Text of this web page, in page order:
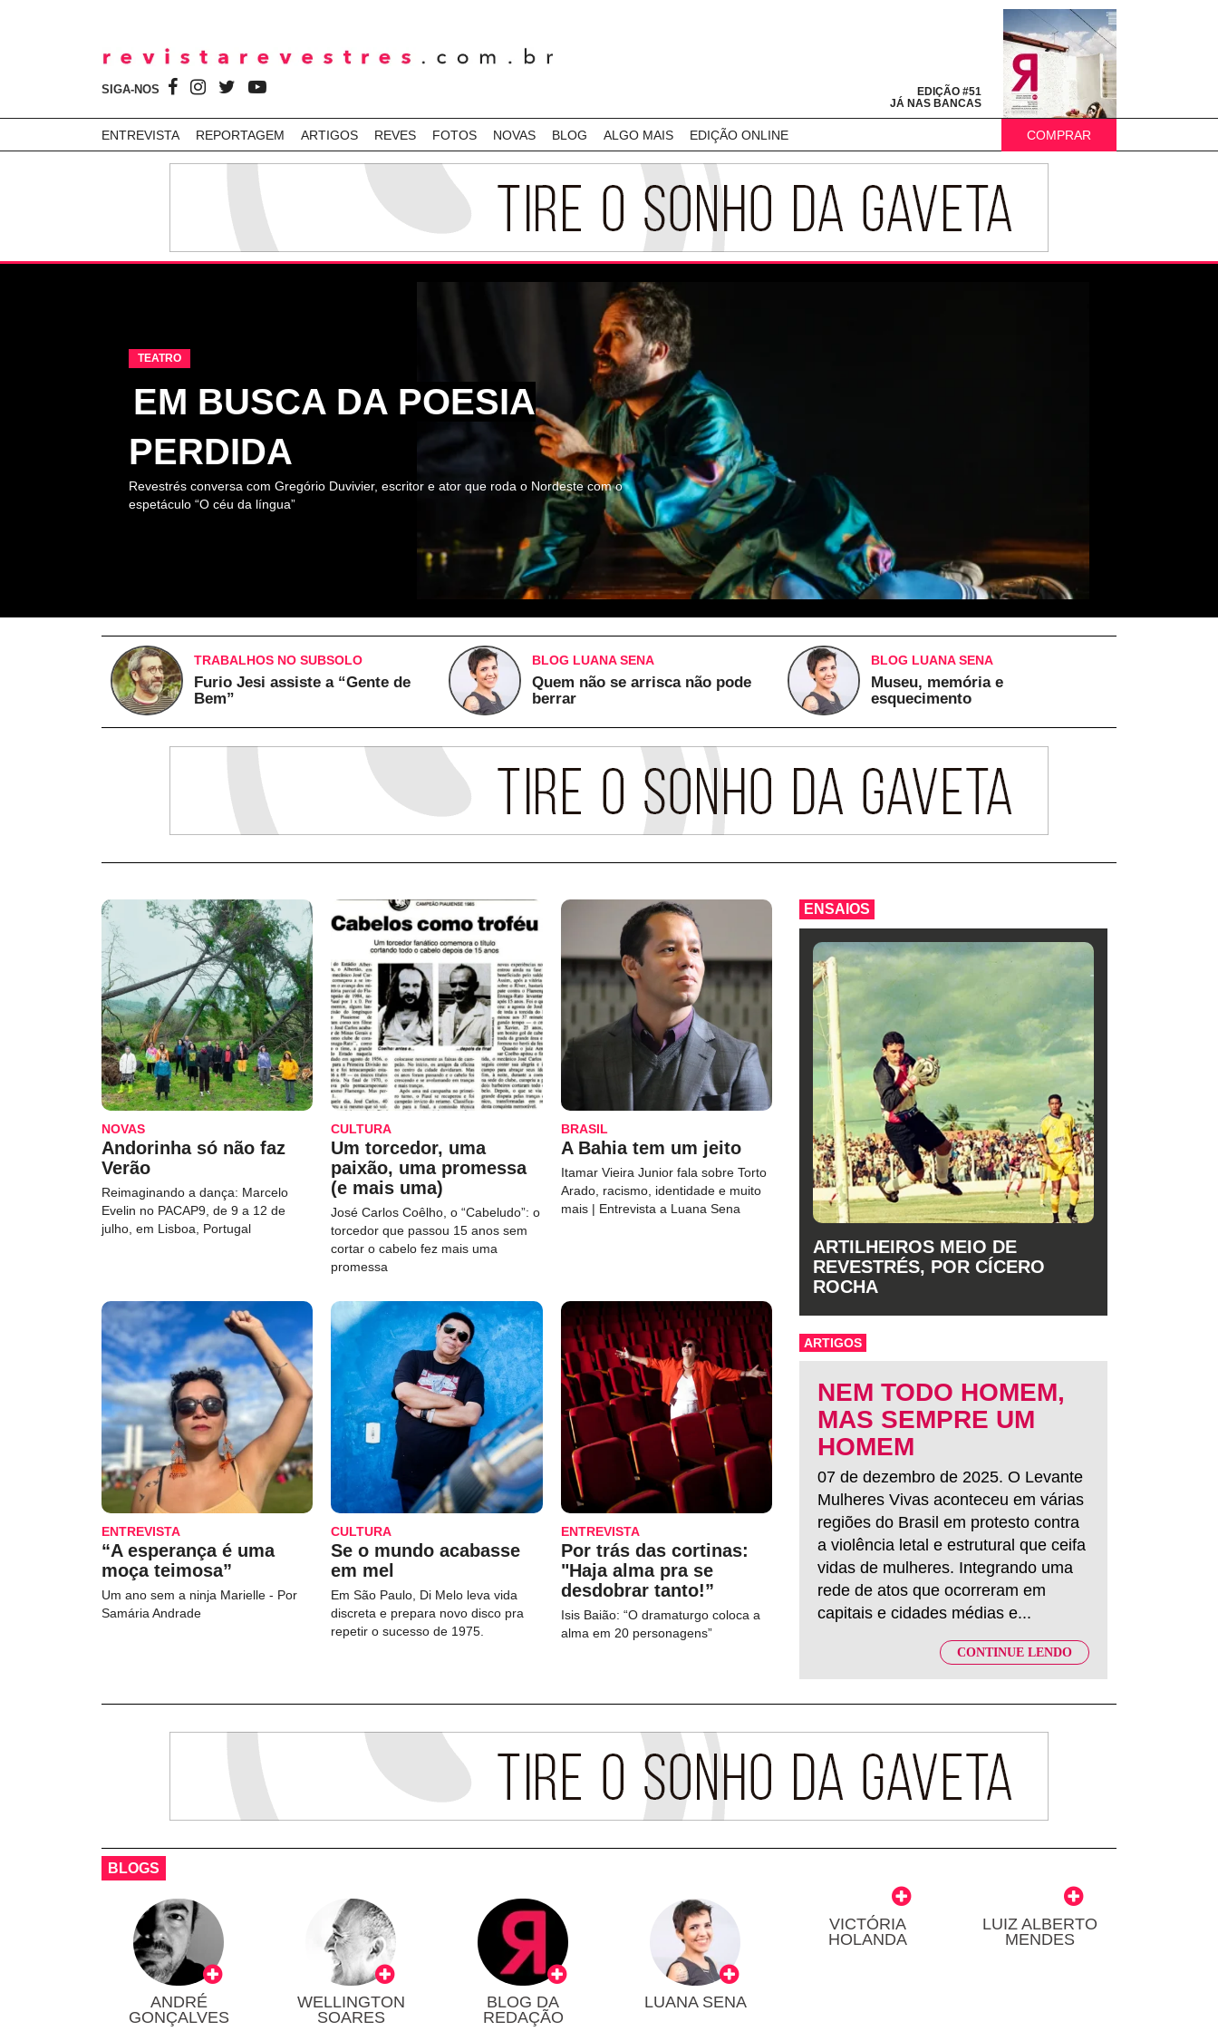
SIGA-NOS
EDIÇÃO #51
JÁ NAS BANCAS
ENTREVISTA REPORTAGEM ARTIGOS REVES FOTOS NOVAS BLOG ALGO MAIS EDIÇÃO ONLINE COMPRAR
TEATRO
EM BUSCA DA POESIA
PERDIDA
Revestrés conversa com Gregório Duvivier, escritor e ator que roda o Nordeste com o
espetáculo “O céu da língua”
TRABALHOS NO SUBSOLO
Furio Jesi assiste a “Gente de
Bem”
BLOG LUANA SENA
Quem não se arrisca não pode
berrar
BLOG LUANA SENA
Museu, memória e
esquecimento
NOVAS
Andorinha só não faz
Verão
Reimaginando a dança: Marcelo
Evelin no PACAP9, de 9 a 12 de
julho, em Lisboa, Portugal
CULTURA
Um torcedor, uma
paixão, uma promessa
(e mais uma)
José Carlos Coêlho, o “Cabeludo”: o
torcedor que passou 15 anos sem
cortar o cabelo fez mais uma
promessa
BRASIL
A Bahia tem um jeito
Itamar Vieira Junior fala sobre Torto
Arado, racismo, identidade e muito
mais | Entrevista a Luana Sena
ENTREVISTA
“A esperança é uma
moça teimosa”
Um ano sem a ninja Marielle - Por
Samária Andrade
CULTURA
Se o mundo acabasse
em mel
Em São Paulo, Di Melo leva vida
discreta e prepara novo disco pra
repetir o sucesso de 1975.
ENTREVISTA
Por trás das cortinas:
"Haja alma pra se
desdobrar tanto!”
Isis Baião: “O dramaturgo coloca a
alma em 20 personagens”
ENSAIOS
ARTILHEIROS MEIO DE
REVESTRÉS, POR CÍCERO
ROCHA
ARTIGOS
NEM TODO HOMEM,
MAS SEMPRE UM
HOMEM
07 de dezembro de 2025. O Levante
Mulheres Vivas aconteceu em várias
regiões do Brasil em protesto contra
a violência letal e estrutural que ceifa
vidas de mulheres. Integrando uma
rede de atos que ocorreram em
capitais e cidades médias e...
CONTINUE LENDO
BLOGS
ANDRÉ
GONÇALVES
WELLINGTON
SOARES
BLOG DA
REDAÇÃO
LUANA SENA
VICTÓRIA
HOLANDA
LUIZ ALBERTO
MENDES